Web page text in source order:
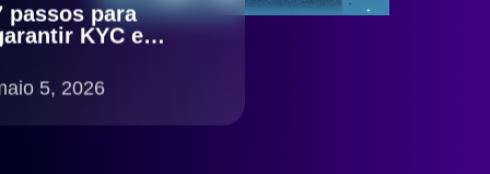
passos para
KYC e
compliance
no Brasil
5, 2026